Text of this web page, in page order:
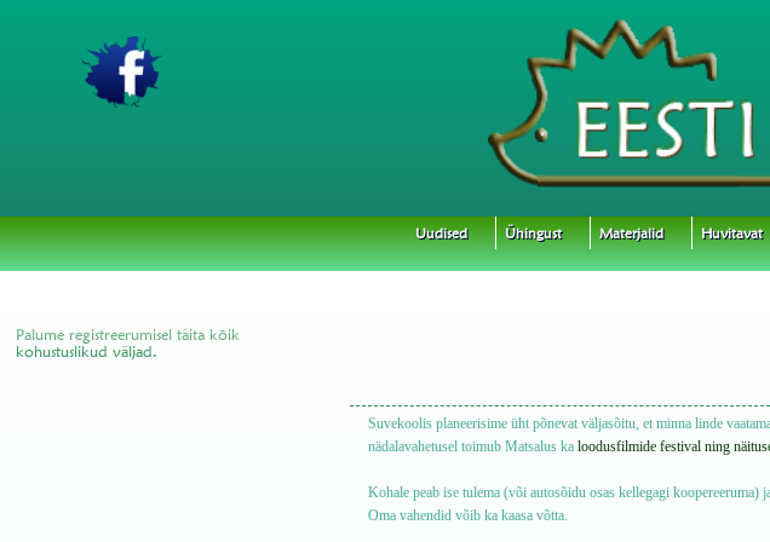
Suvekoolis planeerisime üht põnevat väljasõitu, et minna linde
nädalavahetusel toimub Matsalus ka loodusfilmide festival ning
Kohale peab ise tulema (või autosõidu osas kellegagi koopereeruma)
Oma vahendid võib ka kaasa võtta.
Palume registreerumisel täita kõik
kohustuslikud väljad.
Uudised Ühingust Materjalid Huvitavat